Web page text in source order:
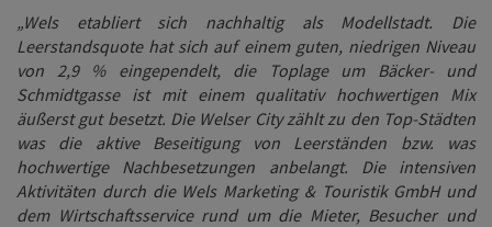
„Wels etabliert sich nachhaltig als Modellstadt. Die
Leerstandsquote hat sich auf einem guten, niedrigen Niveau
von 2,9 % eingependelt, die Toplage um Bäcker- und
Schmidtgasse ist mit einem qualitativ hochwertigen Mix
äußerst gut besetzt. Die Welser City zählt zu den Top-Städten
was die aktive Beseitigung von Leerständen bzw. was
hochwertige Nachbesetzungen anbelangt. Die intensiven
Aktivitäten durch die Wels Marketing & Touristik GmbH und
dem Wirtschaftsservice rund um die Mieter, Besucher und